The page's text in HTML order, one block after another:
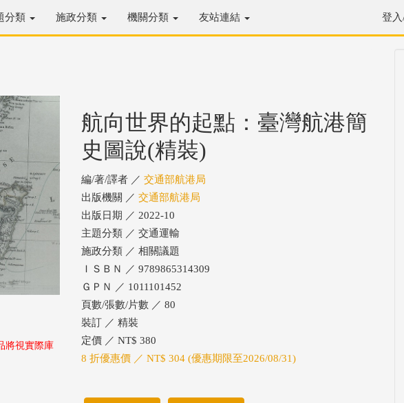
分類 施政分類 機關分類 友站連結 登
將視實際庫
航向世界的起點：臺灣航港簡
史圖說(精裝)
編/著/譯者 ／ 交通部航港局
出版機關 ／ 交通部航港局
出版日期 ／ 2022-10
主題分類 ／ 交通運輸
施政分類 ／ 相關議題
ＩＳＢＮ ／ 9789865314309
ＧＰＮ ／ 1011101452
頁數/張數/片數 ／ 80
裝訂 ／ 精裝
定價 ／ NT$ 380
8 折優惠價 ／ NT$ 304 (優惠期限至2026/08/31)